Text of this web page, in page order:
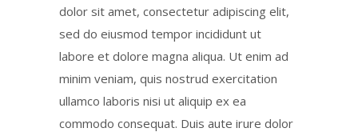
dolor sit amet, consectetur adipiscing elit,
sed do eiusmod tempor incididunt ut
labore et dolore magna aliqua. Ut enim ad
minim veniam, quis nostrud exercitation
ullamco laboris nisi ut aliquip ex ea
commodo consequat. Duis aute irure dolor